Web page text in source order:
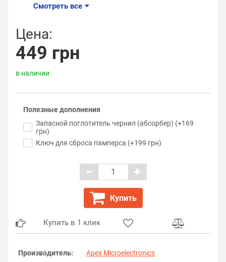
Смотреть все
Цена:
449 грн
в наличии
Полезные дополнения
Запасной поглотитель чернил (абсорбер) (+169
грн)
Ключ для сброса памперса (+199 грн)
Купить
Купить в 1 клик
Производитель: Apex Microelectronics